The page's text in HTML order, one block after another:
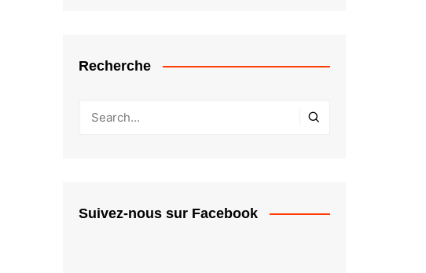
Recherche
Suivez-nous sur Facebook